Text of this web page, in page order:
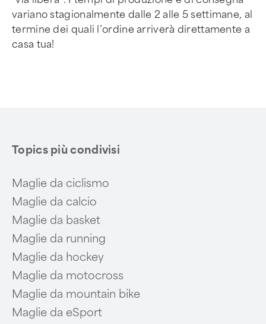
variano stagionalmente dalle 2 alle 5 settimane, al
termine dei quali l’ordine arriverà direttamente a
casa tua!
Topics più condivisi
Maglie da ciclismo
Maglie da calcio
Maglie da basket
Maglie da running
Maglie da hockey
Maglie da motocross
Maglie da mountain bike
Maglie da eSport